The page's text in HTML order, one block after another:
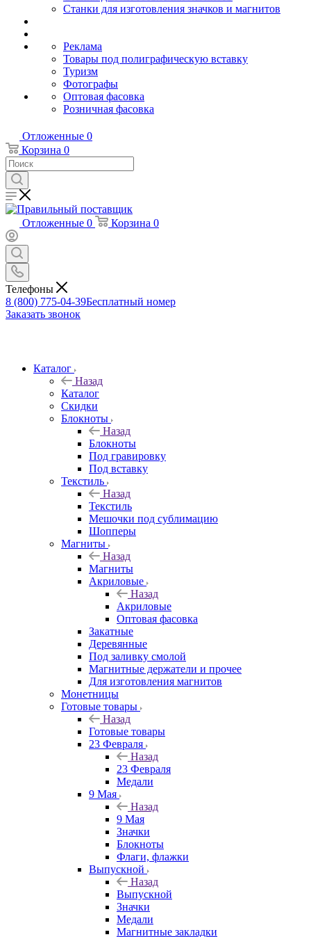
Станки для изготовления значков и магнитов
Реклама
Товары под полиграфическую вставку
Туризм
Фотографы
Оптовая фасовка
Розничная фасовка
Отложенные 0
Корзина 0
Отложенные 0 Корзина 0
Телефоны
8 (800) 775-04-39Бесплатный номер
Заказать звонок
Каталог
Назад
Каталог
Скидки
Блокноты
Назад
Блокноты
Под гравировку
Под вставку
Текстиль
Назад
Текстиль
Мешочки под сублимацию
Шопперы
Магниты
Назад
Магниты
Акриловые
Назад
Акриловые
Оптовая фасовка
Закатные
Деревянные
Под заливку смолой
Магнитные держатели и прочее
Для изготовления магнитов
Монетницы
Готовые товары
Назад
Готовые товары
23 Февраля
Назад
23 Февраля
Медали
9 Мая
Назад
9 Мая
Значки
Блокноты
Флаги, флажки
Выпускной
Назад
Выпускной
Значки
Медали
Магнитные закладки